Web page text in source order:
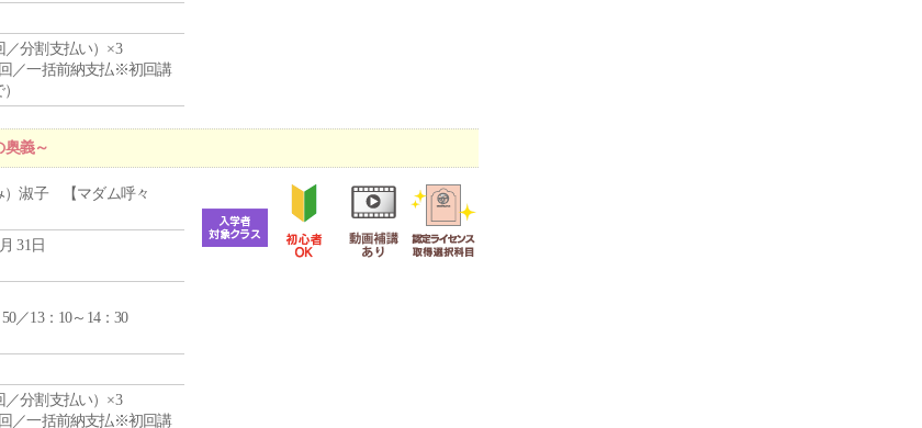
／分割支払い）×3
回／一括前納支払※初回講
義～
）淑子 【マダム呼々
31日
／13：10～14：30
／分割支払い）×3
回／一括前納支払※初回講